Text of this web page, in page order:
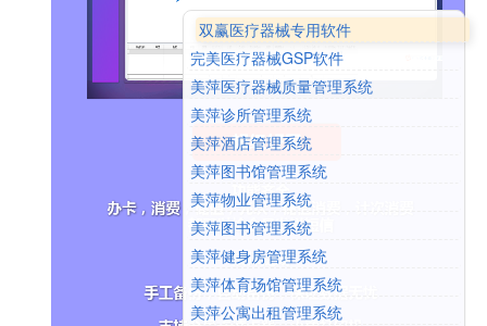
双赢医疗器械专用软件
完美医疗器械GSP软件
美萍医疗器械质量管理系统
美萍诊所管理系统
美萍酒店管理系统
美萍图书馆管理系统
美萍物业管理系统
美萍图书管理系统
美萍健身房管理系统
美萍体育场馆管理系统
美萍公寓出租管理系统